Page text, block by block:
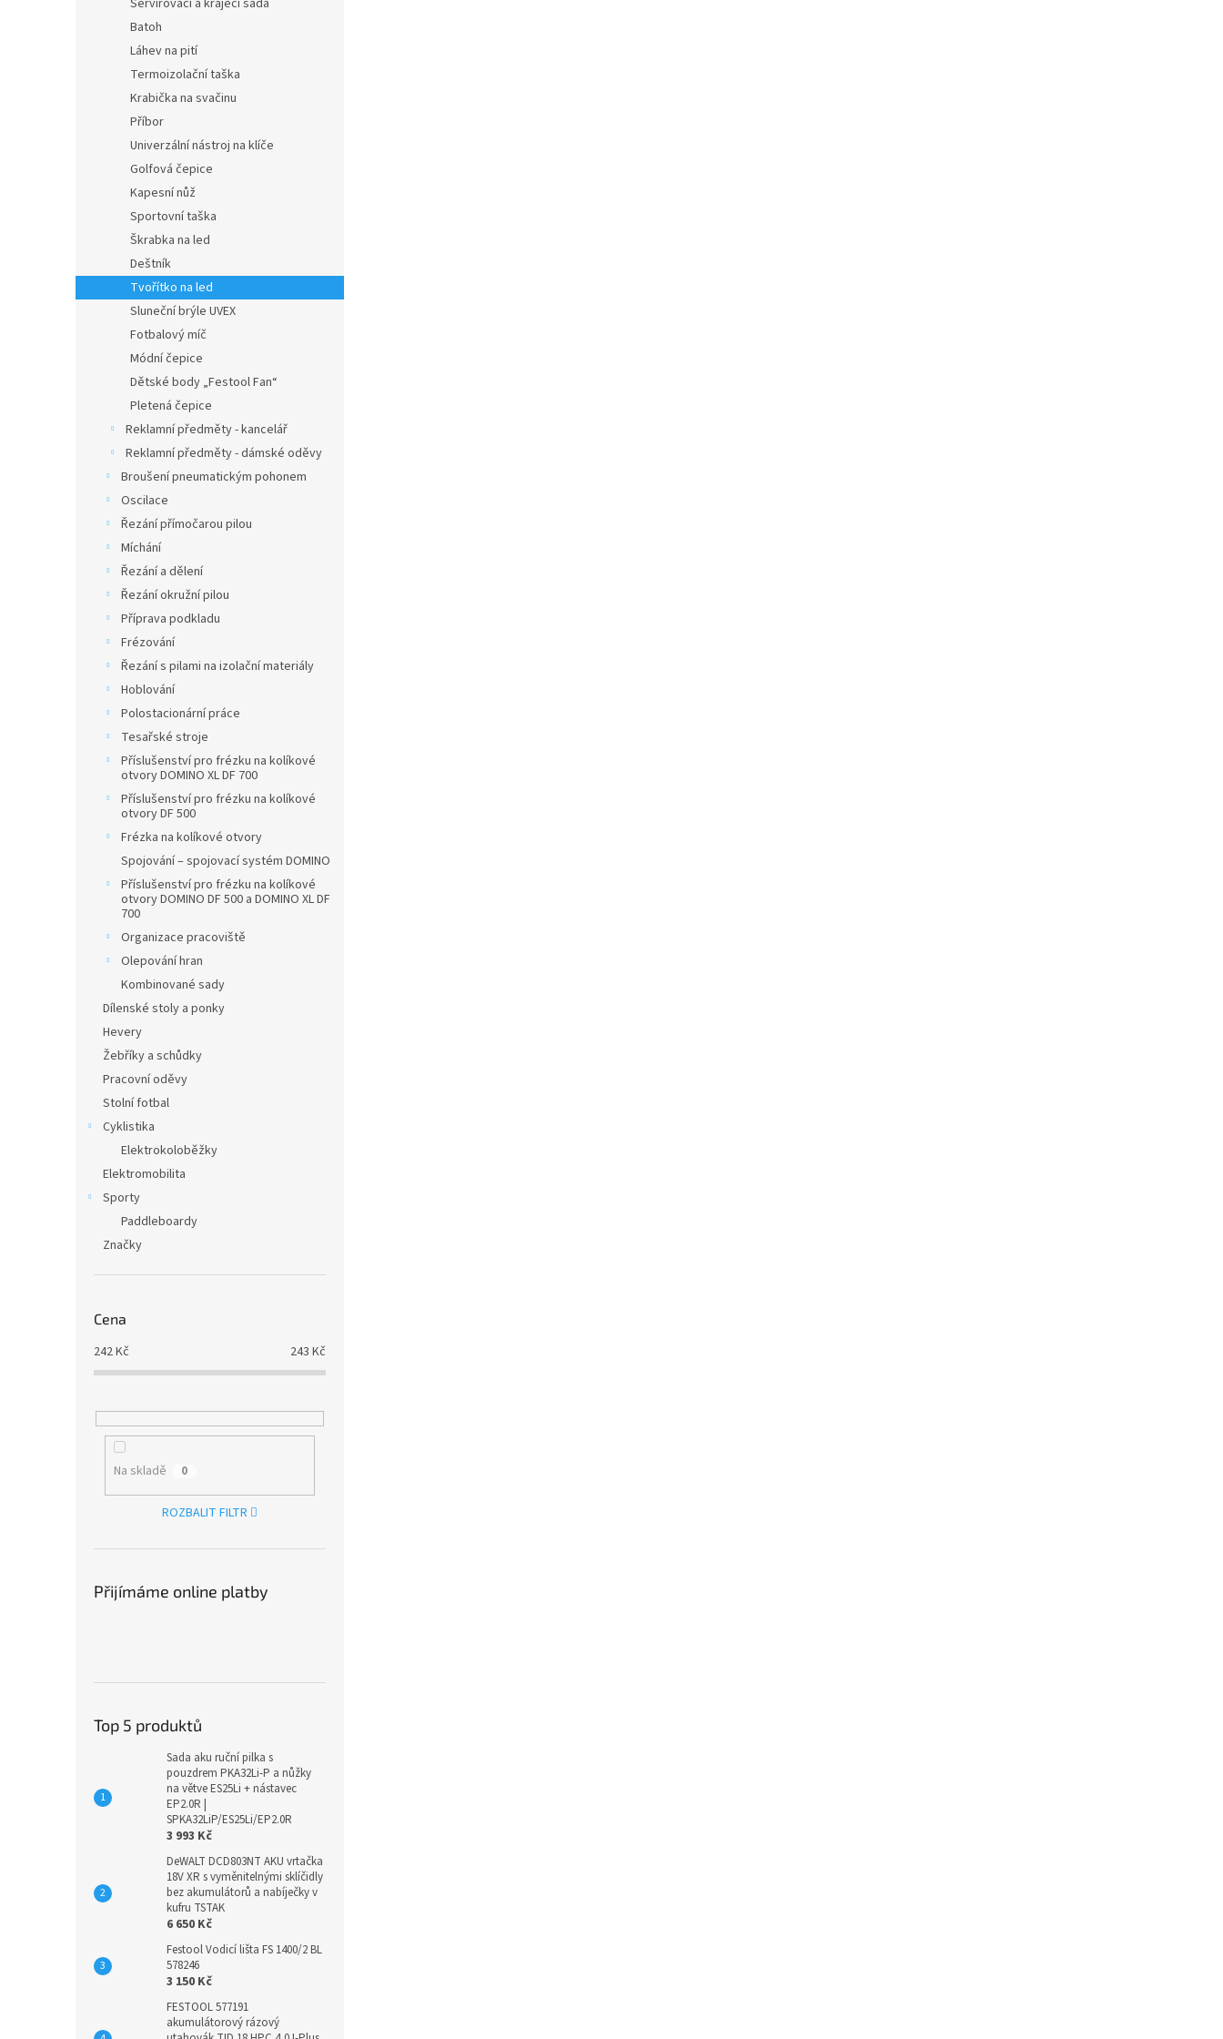
Servírovací a krájecí sada
Batoh
Láhev na pití
Termoizolační taška
Krabička na svačinu
Příbor
Univerzální nástroj na klíče
Golfová čepice
Kapesní nůž
Sportovní taška
Škrabka na led
Deštník
Tvořítko na led
Sluneční brýle UVEX
Fotbalový míč
Módní čepice
Dětské body „Festool Fan“
Pletená čepice
Reklamní předměty - kancelář
Reklamní předměty - dámské oděvy
Broušení pneumatickým pohonem
Oscilace
Řezání přímočarou pilou
Míchání
Řezání a dělení
Řezání okružní pilou
Příprava podkladu
Frézování
Řezání s pilami na izolační materiály
Hoblování
Polostacionární práce
Tesařské stroje
Příslušenství pro frézku na kolíkové
otvory DOMINO XL DF 700
Příslušenství pro frézku na kolíkové
otvory DF 500
Frézka na kolíkové otvory
Spojování – spojovací systém DOMINO
Příslušenství pro frézku na kolíkové
otvory DOMINO DF 500 a DOMINO XL DF
700
Organizace pracoviště
Olepování hran
Kombinované sady
Dílenské stoly a ponky
Hevery
Žebříky a schůdky
Pracovní oděvy
Stolní fotbal
Cyklistika
Elektrokoloběžky
Elektromobilita
Sporty
Paddleboardy
Značky
Cena
242Kč 243 Kč
Na skladě 0
ROZBALIT FILTR
Přijímáme online platby
Top 5 produktů
Sada aku ruční pilka s
pouzdrem PKA32Li-P a nůžky
na větve ES25Li + nástavec
EP2.0R |
SPKA32LiP/ES25Li/EP2.0R
3 993 Kč
DeWALT DCD803NT AKU vrtačka
18V XR s vyměnitelnými sklíčidly
bez akumulátorů a nabíječky v
kufru TSTAK
6 650 Kč
Festool Vodicí lišta FS 1400/2 BL
578246
3 150 Kč
FESTOOL 577191
akumulátorový rázový